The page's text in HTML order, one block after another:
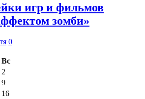
игр и фильмов
зомби»
0
Вс
2
9
16